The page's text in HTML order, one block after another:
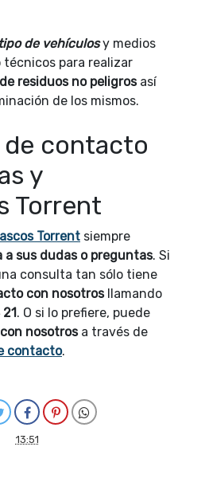
de vehículosy medios
para realizar
residuos no peligrosasí
de los mismos.
de contacto
y
Torrent
Torrent siempre
a sus dudas o preguntas. Si
consulta tan sólo tiene
con nosotrosllamando
. O si lo prefiere, puede
nosotrosa través de
contacto.
13:51